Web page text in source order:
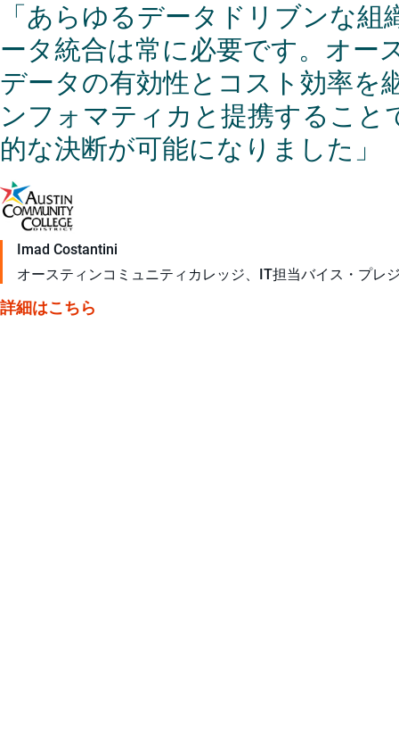
「あらゆるデータドリブンな
ータ統合は常に必要です。オー
データの有効性とコスト効率を
ンフォマティカと提携すること
的な決断が可能になりました」
Imad Costantini
オースティンコミュニティカレッジ、IT担当バイス・プレ
詳細はこちら